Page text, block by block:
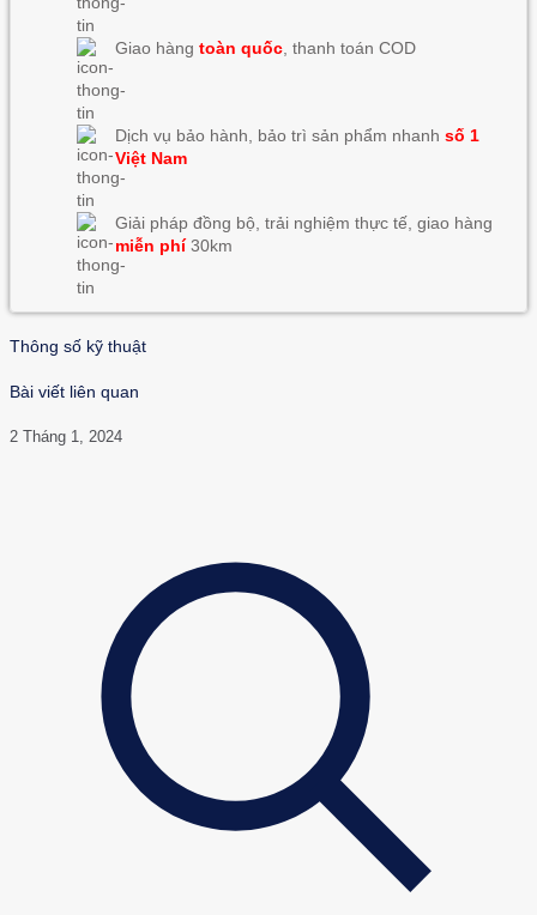
Giao hàng toàn quốc, thanh toán COD
Dịch vụ bảo hành, bảo trì sản phẩm nhanh số 1
Việt Nam
Giải pháp đồng bộ, trải nghiệm thực tế, giao hàng
miễn phí30km
Thông số kỹ thuật
Bài viết liên quan
2 Tháng 1, 2024